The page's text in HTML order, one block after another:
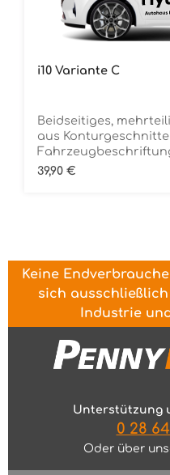
i10 Variante C
Beidseitiges,
aus
Regulärer Preis:
39,90 €
Keine
sich
Industrie
Unterstützung
0 28
Oder über